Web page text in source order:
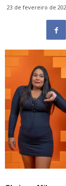
23 de fevereiro de